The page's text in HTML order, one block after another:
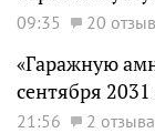
09:35 20
«Гаражную
сентября 2031
21:56 2 отзыва